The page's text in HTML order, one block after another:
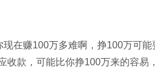
在赚100万多难啊，挣100万可能
收款，可能比你挣100万来的容易